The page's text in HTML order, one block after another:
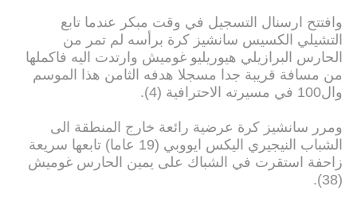
وافتتح ارسنال التسجيل في وقت مبكر عندما تابع
التشيلي الكسيس سانشيز كرة برأسه لم تمر من
الحارس البرازيلي هيوريليو غوميش وارتدت اليه فاكملها
من مسافة قريبة جدا مسجلا هدفه الثامن هذا الموسم
وال100 في مسيرته الاحترافية (4).
ومرر سانشيز كرة عرضية رائعة خارج المنطقة الى
الشباب النيجيري اليكس ايووبي (19 عاما) تابعها سريعة
زاحفة استقرت في الشباك على يمين الحارس غوميش
(38).